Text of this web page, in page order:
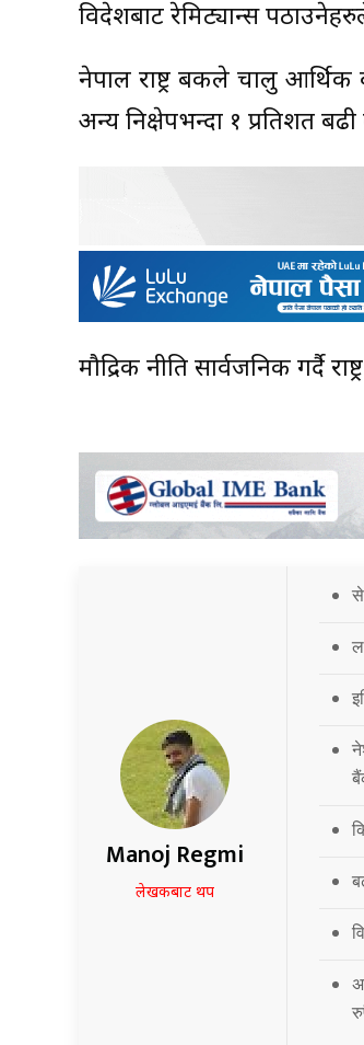
विदेशबाट रेमिट्यान्स
नेपाल राष्ट्र बैंकले चालु आर्थिक
अन्य निक्षेपभन्दा १ प्रतिशत
मौद्रिक नीति सार्वजनिक गर्दै
Manoj Regmi
लेखकबाट थप